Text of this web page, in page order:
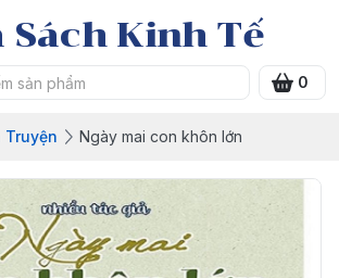
Sách Kinh Tế
0
Truyện Ngày mai con khôn lớn